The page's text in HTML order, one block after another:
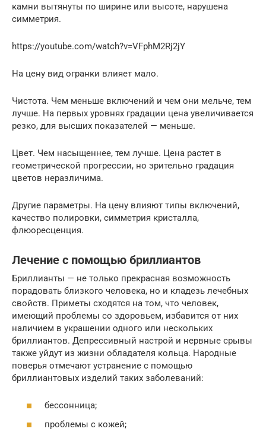
камни вытянуты по ширине или высоте, нарушена
симметрия.
https://youtube.com/watch?v=VFphM2Rj2jY
На цену вид огранки влияет мало.
Чистота. Чем меньше включений и чем они мельче, тем
лучше. На первых уровнях градации цена увеличивается
резко, для высших показателей — меньше.
Цвет. Чем насыщеннее, тем лучше. Цена растет в
геометрической прогрессии, но зрительно градация
цветов неразличима.
Другие параметры. На цену влияют типы включений,
качество полировки, симметрия кристалла,
флюоресценция.
Лечение с помощью бриллиантов
Бриллианты — не только прекрасная возможность
порадовать близкого человека, но и кладезь лечебных
свойств. Приметы сходятся на том, что человек,
имеющий проблемы со здоровьем, избавится от них
наличием в украшении одного или нескольких
бриллиантов. Депрессивный настрой и нервные срывы
также уйдут из жизни обладателя кольца. Народные
поверья отмечают устранение с помощью
бриллиантовых изделий таких заболеваний:
бессонница;
проблемы с кожей;